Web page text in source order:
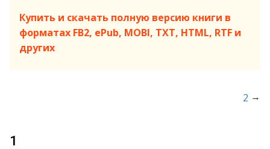
Купить и скачать полную версию книги в
форматах FB2, ePub, MOBI, TXT, HTML, RTF и
других
2 →
1